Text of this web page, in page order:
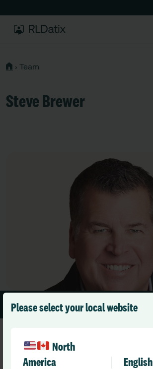
Please select your local website
North
America
English
› Team
Steve Brewer
1 min read